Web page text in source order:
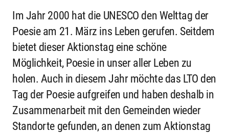
Im Jahr 2000 hat die UNESCO den Welttag der
Poesie am 21. März ins Leben gerufen. Seitdem
bietet dieser Aktionstag eine schöne
Möglichkeit, Poesie in unser aller Leben zu
holen. Auch in diesem Jahr möchte das LTO den
Tag der Poesie aufgreifen und haben deshalb in
Zusammenarbeit mit den Gemeinden wieder
Standorte gefunden, an denen zum Aktionstag